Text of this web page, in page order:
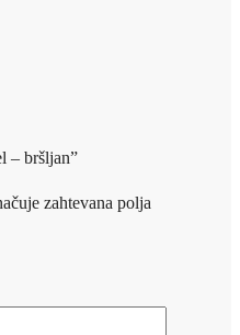
– bršljan”
zahtevana polja